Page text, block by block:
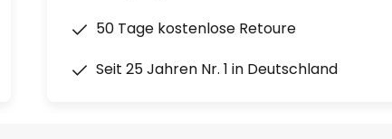
50 Tage kostenlose Retoure
Seit 25 Jahren Nr. 1 in Deutschland